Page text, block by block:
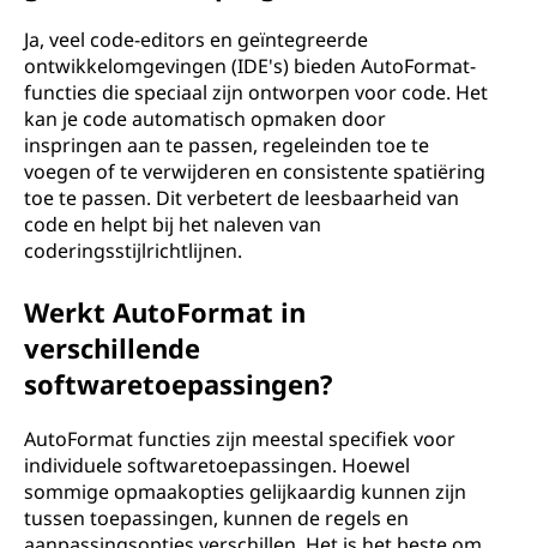
Ja, veel code-editors en geïntegreerde
ontwikkelomgevingen (IDE's) bieden AutoFormat-
functies die speciaal zijn ontworpen voor code. Het
kan je code automatisch opmaken door
inspringen aan te passen, regeleinden toe te
voegen of te verwijderen en consistente spatiëring
toe te passen. Dit verbetert de leesbaarheid van
code en helpt bij het naleven van
coderingsstijlrichtlijnen.
Werkt AutoFormat in
verschillende
softwaretoepassingen?
AutoFormat functies zijn meestal specifiek voor
individuele softwaretoepassingen. Hoewel
sommige opmaakopties gelijkaardig kunnen zijn
tussen toepassingen, kunnen de regels en